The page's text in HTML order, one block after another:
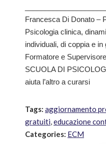
Francesca Di Donato –
Psicologia clinica,
individuali, di coppia e
Formatore e
SCUOLA DI
aiuta l’altro a curarsi
Tags: aggiornamento
gratuiti,educazione
Categories: ECM